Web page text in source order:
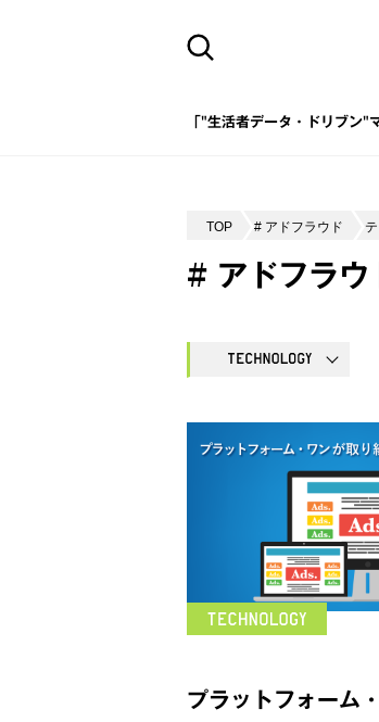
「"生活者データ・ドリブン"
TOP # アドフラウド
# アドフラウ
プラットフォーム